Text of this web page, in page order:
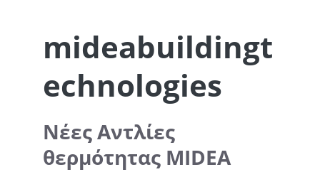
mideabuildingt
echnologies
Νέες Αντλίες
θερμότητας MIDEA